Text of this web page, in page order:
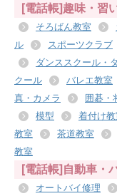
[電話帳]趣味・習
そろばん教室
ル
スポーツクラブ
ダンススクール・
クール
バレエ教室
真・カメラ
囲碁・
模型
着付け教
教室
茶道教室
教室
[電話帳]自動車・
オートバイ修理